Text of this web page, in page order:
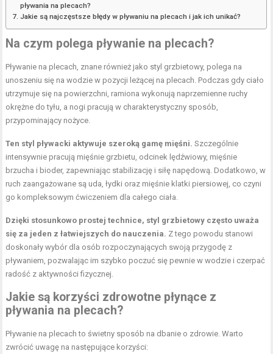
pływania na plecach?
Jakie są najczęstsze błędy w pływaniu na plecach i jak ich unikać?
Na czym polega pływanie na plecach?
Pływanie na plecach, znane również jako styl grzbietowy, polega na
unoszeniu się na wodzie w pozycji leżącej na plecach. Podczas gdy ciało
utrzymuje się na powierzchni, ramiona wykonują naprzemienne ruchy
okrężne do tyłu, a nogi pracują w charakterystyczny sposób,
przypominający nożyce.
Ten styl pływacki aktywuje szeroką gamę mięśni. Szczególnie
intensywnie pracują mięśnie grzbietu, odcinek lędźwiowy, mięśnie
brzucha i bioder, zapewniając stabilizację i siłę napędową. Dodatkowo, w
ruch zaangażowane są uda, łydki oraz mięśnie klatki piersiowej , co czyni
go kompleksowym ćwiczeniem dla całego ciała.
Dzięki stosunkowo prostej technice, styl grzbietowy często uważa
się za jeden z łatwiejszych do nauczenia. Z tego powodu stanowi
doskonały wybór dla osób rozpoczynających swoją przygodę z
pływaniem, pozwalając im szybko poczuć się pewnie w wodzie i czerpać
radość z aktywności fizycznej.
Jakie są korzyści zdrowotne płynące z
pływania na plecach?
Pływanie na plecach to świetny sposób na dbanie o zdrowie. Warto
zwrócić uwagę na następujące korzyści: